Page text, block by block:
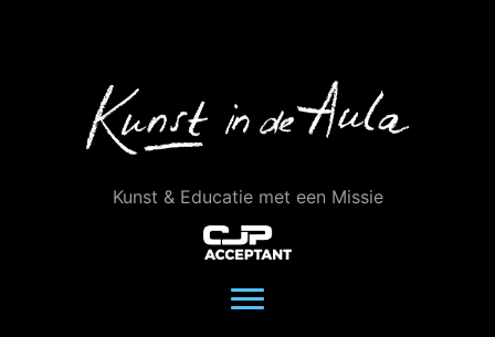
Kunst & Educatie met een Missie